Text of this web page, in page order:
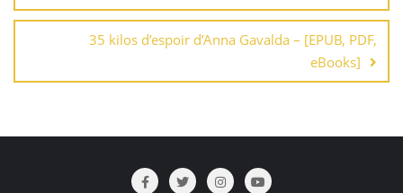
35 kilos d’espoir d’Anna Gavalda – [EPUB, PDF,
eBooks]